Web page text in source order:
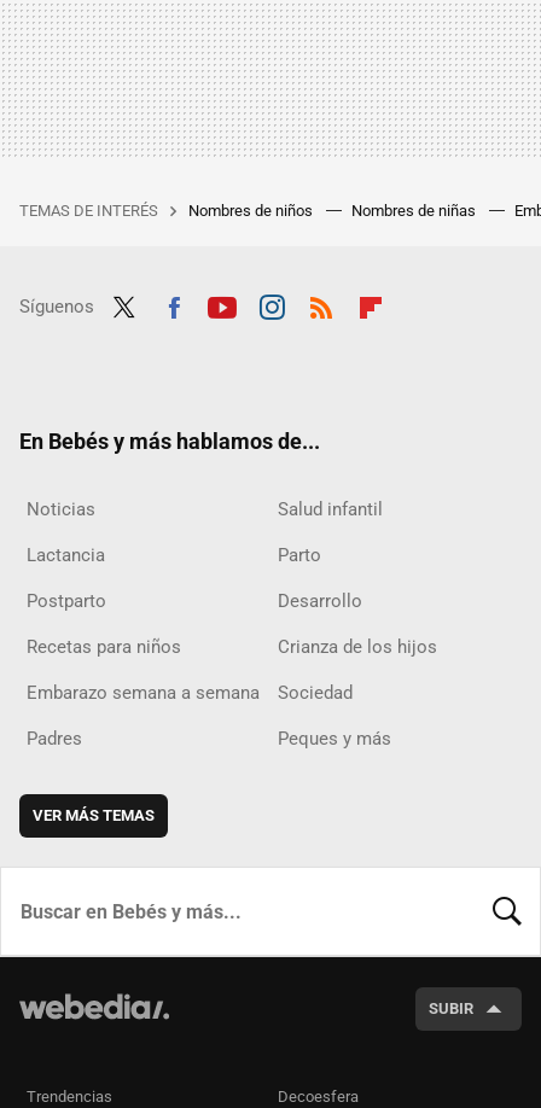
TEMAS DE INTERÉS Nombres de niños Nombres de niñas
Síguenos
En Bebés y más hablamos de...
Noticias Salud infantil
Lactancia Parto
Postparto Desarrollo
Recetas para niños Crianza de los hijos
Embarazo semana a semana Sociedad
Padres Peques y más
VER MÁS TEMAS
SUBIR
Trendencias Decoesfera